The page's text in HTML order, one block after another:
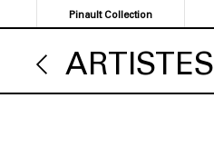
au
contenu
principal
Pinault Collection
ARTISTES